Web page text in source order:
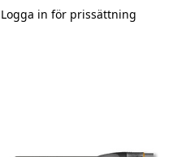
Logga in för prissättning